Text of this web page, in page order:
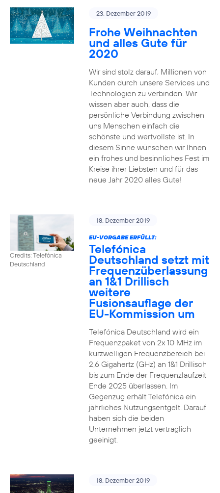
23. Dezember 2019
Frohe Weihnachten
und alles Gute für
2020
Wir sind stolz darauf, Millionen von
Kunden durch unsere Services und
Technologien zu verbinden. Wir
wissen aber auch, dass die
persönliche Verbindung zwischen
uns Menschen einfach die
schönste und wertvollste ist. In
diesem Sinne wünschen wir Ihnen
ein frohes und besinnliches Fest im
Kreise ihrer Liebsten und für das
neue Jahr 2020 alles Gute!
Credits: Telefónica
Deutschland
18. Dezember 2019
EU-VORGABE ERFÜLLT:
Telefónica
Deutschland setzt mit
Frequenzüberlassung
an 1&1 Drillisch
weitere
Fusionsauflage der
EU-Kommission um
Telefónica Deutschland wird ein
Frequenzpaket von 2x 10 MHz im
kurzwelligen Frequenzbereich bei
2,6 Gigahertz (GHz) an 1&1 Drillisch
bis zum Ende der Frequenzlaufzeit
Ende 2025 überlassen. Im
Gegenzug erhält Telefónica ein
jährliches Nutzungsentgelt. Darauf
haben sich die beiden
Unternehmen jetzt vertraglich
geeinigt.
18. Dezember 2019